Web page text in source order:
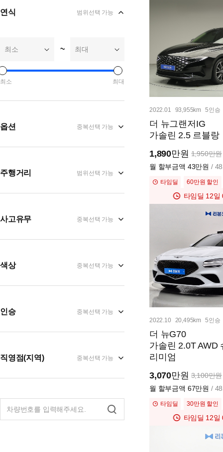
연식 범위선택 가능
최소 ~ 최대
최소 최대
옵션 중복선택 가능
주행거리 범위선택 가능
사고유무 중복선택 가능
색상 중복선택 가능
인승 중복선택 가능
직영점(지역) 중복선택 가능
2022.01 93,955km 5인승
더 뉴그랜저IG
가솔린 2.5 르블랑
1,890만원 1,950만원
월 할부금액 43만원 /
타임딜 60만원 할인
타임딜 12일
2022.10 20,495km 5인승
더 뉴G70
가솔린 2.0T AWD
리미엄
3,070만원 3,100만원
월 할부금액 67만원 /
타임딜 30만원 할인
타임딜 12일